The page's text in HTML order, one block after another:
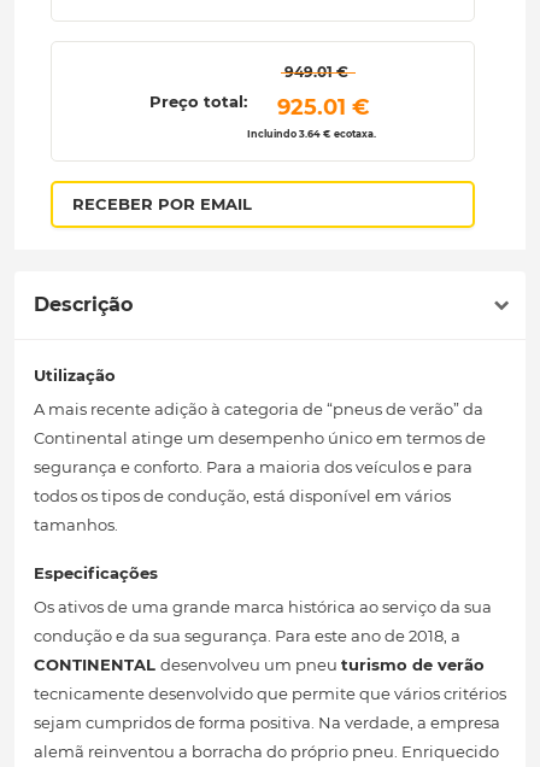
Preço total:
949.01 €
925.01 €
Incluindo 3.64 € ecotaxa.
RECEBER POR EMAIL
Descrição
Utilização
A mais recente adição à categoria de “pneus de verão” da
Continental atinge um desempenho único em termos de
segurança e conforto. Para a maioria dos veículos e para
todos os tipos de condução, está disponível em vários
tamanhos.
Especificações
Os ativos de uma grande marca histórica ao serviço da sua
condução e da sua segurança. Para este ano de 2018, a
CONTINENTAL desenvolveu um pneu turismo de verão
tecnicamente desenvolvido que permite que vários critérios
sejam cumpridos de forma positiva. Na verdade, a empresa
alemã reinventou a borracha do próprio pneu. Enriquecido